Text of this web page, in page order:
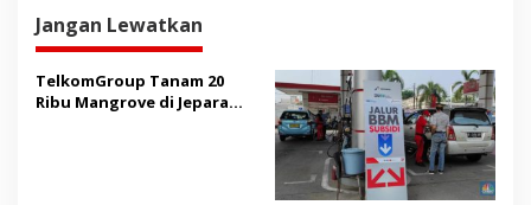
Jangan Lewatkan
TelkomGroup Tanam 20
Ribu Mangrove di Jepara